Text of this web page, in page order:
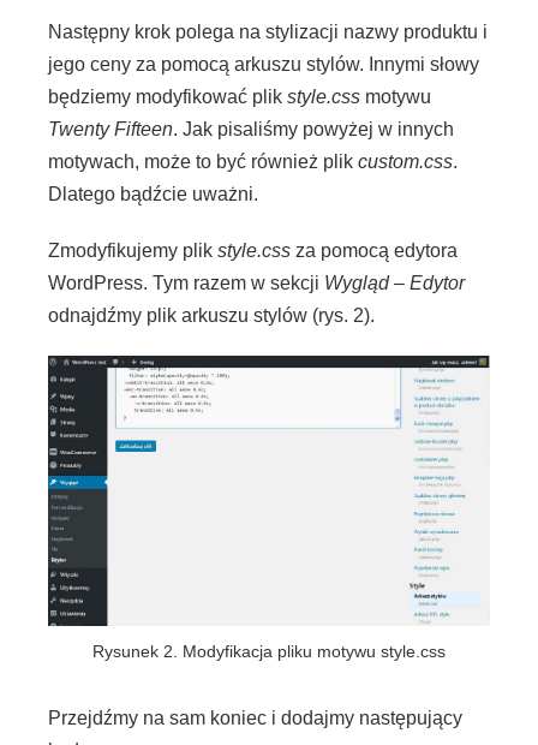
Następny krok polega na stylizacji nazwy produktu i
jego ceny za pomocą arkuszu stylów. Innymi słowy
będziemy modyfikować plik style.css motywu
Twenty Fifteen. Jak pisaliśmy powyżej w innych
motywach, może to być również plik custom.css.
Dlatego bądźcie uważni.
Zmodyfikujemy plik style.css za pomocą edytora
WordPress. Tym razem w sekcji Wygląd – Edytor
odnajdźmy plik arkuszu stylów (rys. 2).
Rysunek 2. Modyfikacja pliku motywu style.css
Przejdźmy na sam koniec i dodajmy następujący